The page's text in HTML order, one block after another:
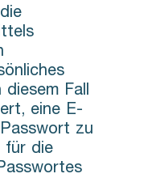
Fall
eine E-
zu
für die